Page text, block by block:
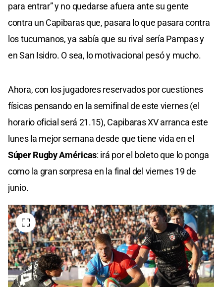
para entrar” y no quedarse afuera ante su gente
contra un Capibaras que, pasara lo que pasara contra
los tucumanos, ya sabía que su rival sería Pampas y
en San Isidro. O sea, lo motivacional pesó y mucho.
Ahora, con los jugadores reservados por cuestiones
físicas pensando en la semifinal de este viernes (el
horario oficial será 21.15), Capibaras XV arranca este
lunes la mejor semana desde que tiene vida en el
Súper Rugby Américas: irá por el boleto que lo ponga
como la gran sorpresa en la final del viernes 19 de
junio.